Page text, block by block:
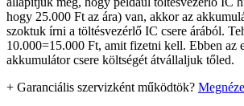
hogy 25.000 Ft az ára) van, akkor az
szoktuk írni a töltésvezérlő IC csere árából.
10.000=15.000 Ft, amit fizetni kell. Ebben az
akkumulátor csere költségét átvállaljuk tőled.
+ Garanciális szervizként működtök?